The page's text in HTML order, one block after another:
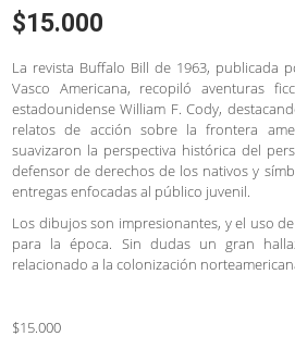
$15.000
La revista Buffalo Bill de 1963, publicada
Vasco Americana, recopiló aventuras
estadounidense William F. Cody,
relatos de acción sobre la frontera
suavizaron la perspectiva histórica del
defensor de derechos de los nativos y
entregas enfocadas al público juvenil.
Los dibujos son impresionantes, y el uso
para la época. Sin dudas un gran
relacionado a la colonización
$15.000